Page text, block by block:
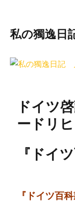
私の獨逸
ドイツ
ードリ
『ドイ
『ドイツ百